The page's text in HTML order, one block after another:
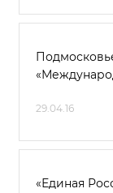
29.04.16
«Единая